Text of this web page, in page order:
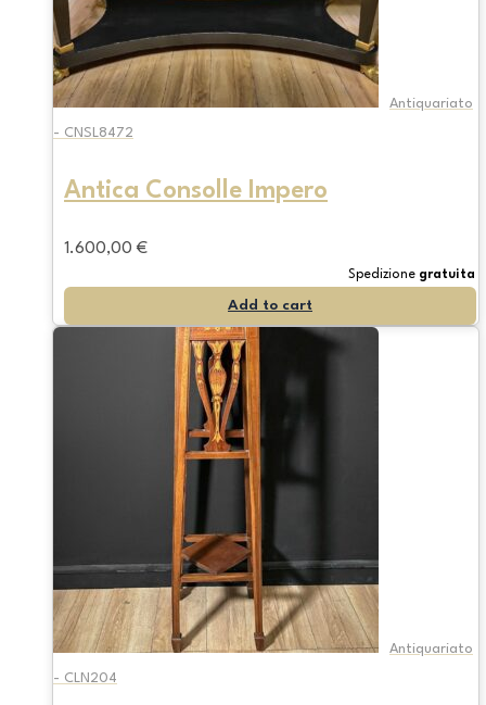
Antiquariato
- CNSL8472
Antica Consolle Impero
1.600,00 €
Spedizione gratuita
Add to cart
Antiquariato
- CLN204